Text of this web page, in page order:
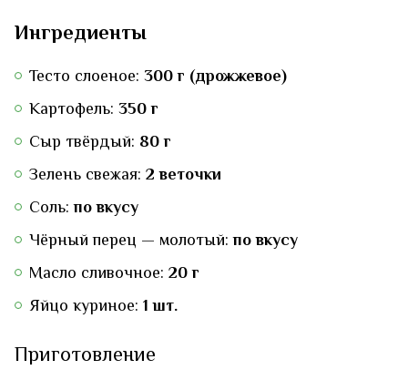
Ингредиенты
Тесто слоеное: 300 г (дрожжевое)
Картофель: 350 г
Сыр твёрдый: 80 г
Зелень свежая: 2 веточки
Соль:по вкусу
Чёрный перец — молотый:по вкусу
Масло сливочное: 20 г
Яйцо куриное: 1 шт.
Приготовление